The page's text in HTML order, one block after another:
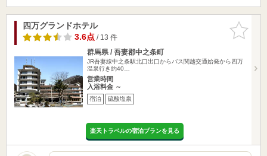
お気に入
りに追加
四万グランドホテル
3.6点/ 13 件
群馬県 / 吾妻郡中之条町
JR吾妻線中之条駅北口出口からバス関越交通始発から四万
温泉行き約40…
営業時間
入浴料金 ～
宿泊 硫酸塩泉
楽天トラベルの宿泊プランを見る